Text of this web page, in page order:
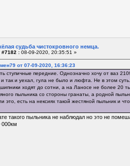
судьба чистокровного немца.
#7182 : 08-09-2020, 20:35:51 »
от 07-09-2020, 16:36:23
ступичные передние. Однозначно хочу от ваз
так и уехал, гула не было и люфта. Не в этом
ходят до сотни, а на Ланосе не более 20
пыльника со стороны гранаты, а родной
это, есть на нексиях такой жестяной пыльник и
такого пыльника не наблюдал но это не
000км